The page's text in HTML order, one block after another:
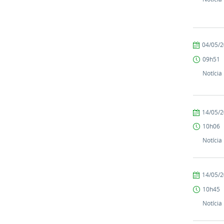
by
Published
04/05/
09h51
Notícia
by
Published
14/05/
10h06
Notícia
by
Published
14/05/
10h45
Notícia